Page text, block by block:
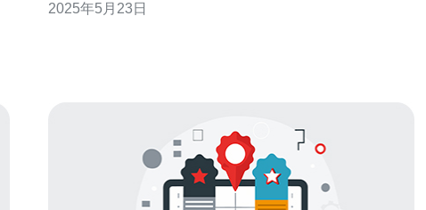
对其进行分析和探讨。 香港作为亚洲重要的互联网枢纽，
2025年5月23日